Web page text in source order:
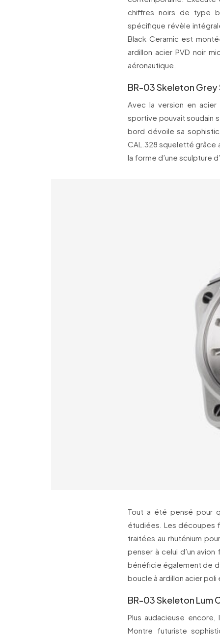
chiffres noirs de type
spécifique révèle
Black Ceramic est
ardillon acier PVD noir
aéronautique.
BR-03 Skeleton Grey
Avec la version en acier
sportive pouvait soudain
bord dévoile sa
CAL.328 squeletté grâce
la forme d’une sculpture
Tout a été pensé pour
étudiées. Les découpes
traitées au rhuténium
penser à celui d’un
bénéficie également de
boucle à ardillon acier
BR-03 Skeleton Lum
Plus audacieuse
Montre futuriste